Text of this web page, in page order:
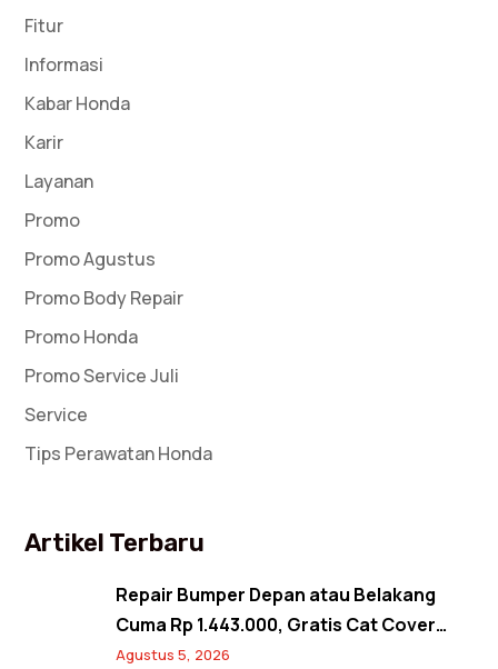
Fitur
Informasi
Kabar Honda
Karir
Layanan
Promo
Promo Agustus
Promo Body Repair
Promo Honda
Promo Service Juli
Service
Tips Perawatan Honda
Artikel Terbaru
Repair Bumper Depan atau Belakang
Cuma Rp 1.443.000, Gratis Cat Cover
Spion! Back to Shine Promo Agustus
Agustus 5, 2026